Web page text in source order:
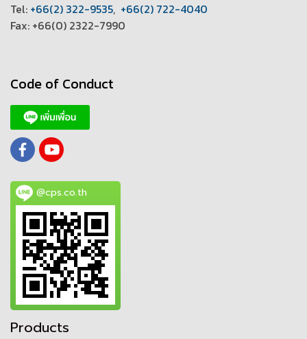
Tel: +66(2) 322-9535, +66(2) 722-4040
Fax: +66(0) 2322-7990
Code of Conduct
@cps.co.th
Products